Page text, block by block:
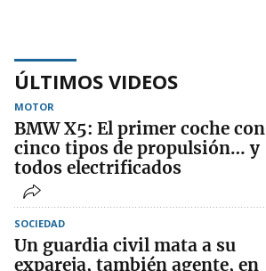
ÚLTIMOS VIDEOS
MOTOR
BMW X5: El primer coche con
cinco tipos de propulsión… y
todos electrificados
SOCIEDAD
Un guardia civil mata a su
expareja, también agente, en